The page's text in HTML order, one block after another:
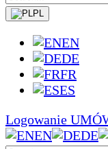
PL
EN
DE
FR
ES
Logowanie
EN
DE